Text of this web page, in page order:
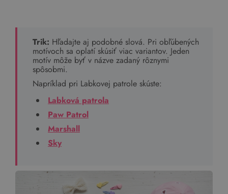
Trik: Hľadajte aj podobné slová. Pri obľúbených
motívoch sa oplatí skúsiť viac variantov. Jeden
motív môže byť v názve zadaný rôznymi
spôsobmi.
Napríklad pri Labkovej patrole skúste:
Labková patrola
Paw Patrol
Marshall
Sky